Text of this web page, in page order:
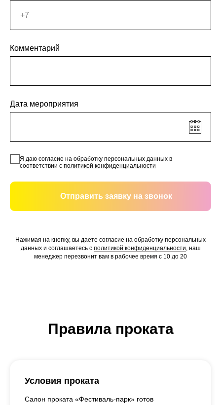
Комментарий
Дата мероприятия
Я даю согласие на обработку персональных данных в
соответствии с политикой конфиденциальности
Отправить заявку на звонок
Нажимая на кнопку, вы даете согласие на обработку персональных
данных и соглашаетесь c политикой конфиденциальности, наш
менеджер перезвонит вам в рабочее время с 10 до 20
Правила проката
Условия проката
Салон проката «Фестиваль-парк» готов